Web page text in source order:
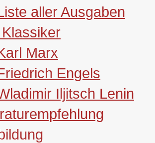
aller Ausgaben
Marx
Engels
Iljitsch Lenin